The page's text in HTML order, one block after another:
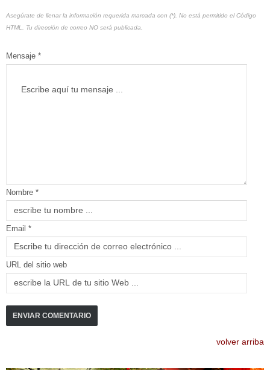
Asegúrate de llenar la información requerida marcada con (*). No está permitido el Código
HTML. Tu dirección de correo NO será publicada.
Mensaje *
Nombre *
Email *
URL del sitio web
volver arriba